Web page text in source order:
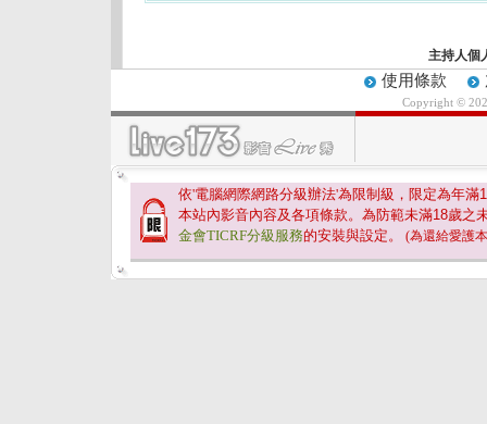
主持人個
使用條款
Copyright ©
依'電腦網際網路分級辦法'為限制級，限定為年滿
本站內影音內容及各項條款。為防範未滿18歲之
金會TICRF分級服務的安裝與設定。 (為還給愛護